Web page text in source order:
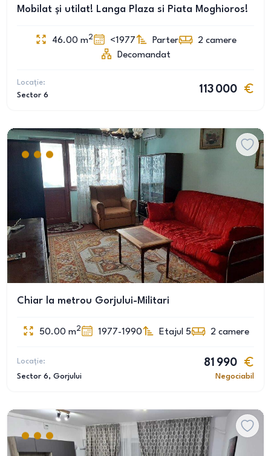
Mobilat și utilat! Langa Plaza si Piata Moghioros!
46.00 m2 <1977 Parter 2 camere
Decomandat
Locație:
Sector 6
113 000
Chiar la metrou Gorjului-Militari
50.00 m2 1977-1990 Etajul 5 2 camere
Locație:
Sector 6, Gorjului
81 990
Negociabil